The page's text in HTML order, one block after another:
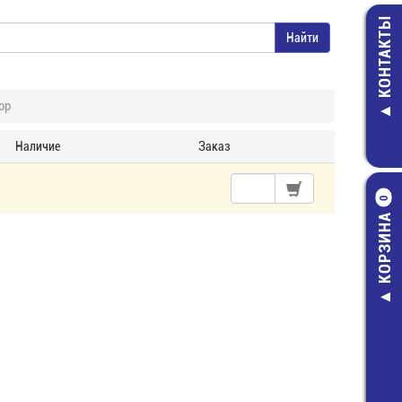
КОНТАКТЫ
КОРЗИНА
0
Наличие Заказ